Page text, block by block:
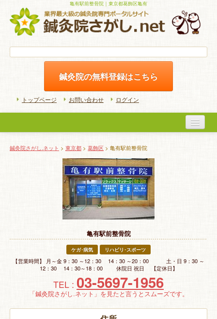
亀有駅前整骨院｜東京都葛飾区亀有
鍼灸院の無料登録はこちら
トップページ お問い合わせ ログイン
初めての方へ
よくある質問
ホームケア
お悩み解決！
鍼灸院さがし.ネット > 東京都 > 葛飾区 > 亀有駅前整骨院
亀有駅前整骨院
ケガ･病気 リハビリ･スポーツ
【営業時間】 月～金 9：30 ～12：30 14：30 ～20：00 土・日 9：30 ～
12：30 14：30～18：00 休院日 祝日 【定休日】
TEL : 03-5697-1956
「鍼灸院さがし.ネット」を見たと言うとスムーズです。